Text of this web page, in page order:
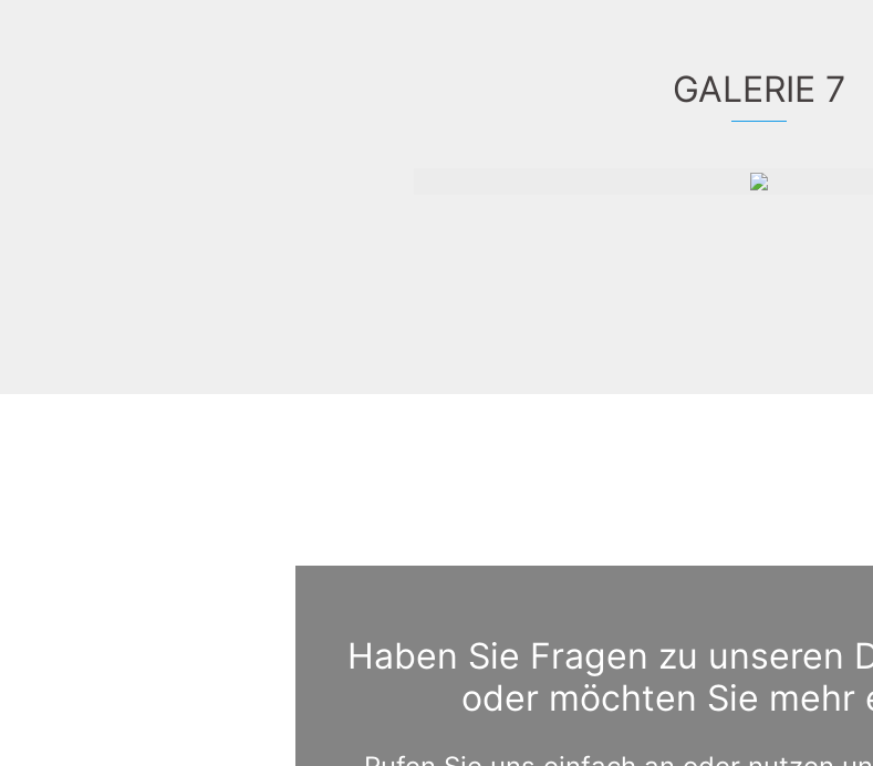
GALERIE 7
Haben Sie Fragen zu unseren
oder möchten Sie mehr